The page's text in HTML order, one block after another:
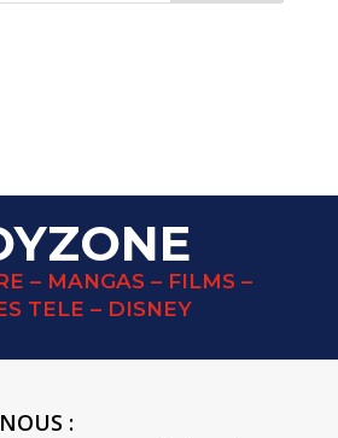
– MANGAS – FILMS –
TELE – DISNEY
: